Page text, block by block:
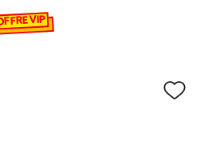
de 0,72 € à 0,50 €
VIP